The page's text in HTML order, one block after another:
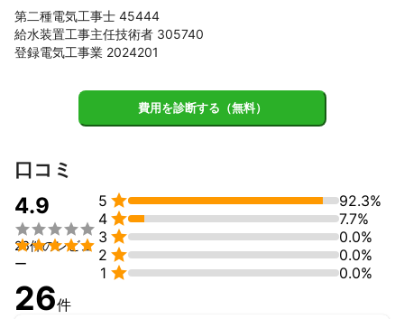
工をテーマに日々試行錯誤をしています。価格は、できるだけ抑
えていけると思いますのでよろしくおねがいします。経験がスキ
ルを磨き唯一無二のお客様に合わせた快適空間とコスパを実現い
たします。
第二種電気工事士 45444
給水装置工事主任技術者 305740
登録電気工事業 2024201
費用を診断する（無料）
口コミ
4.9


26件のレビュ
ー
5 
92.3%
4 
7.7%
3 
0.0%
2 
0.0%
1  0.0%
26件